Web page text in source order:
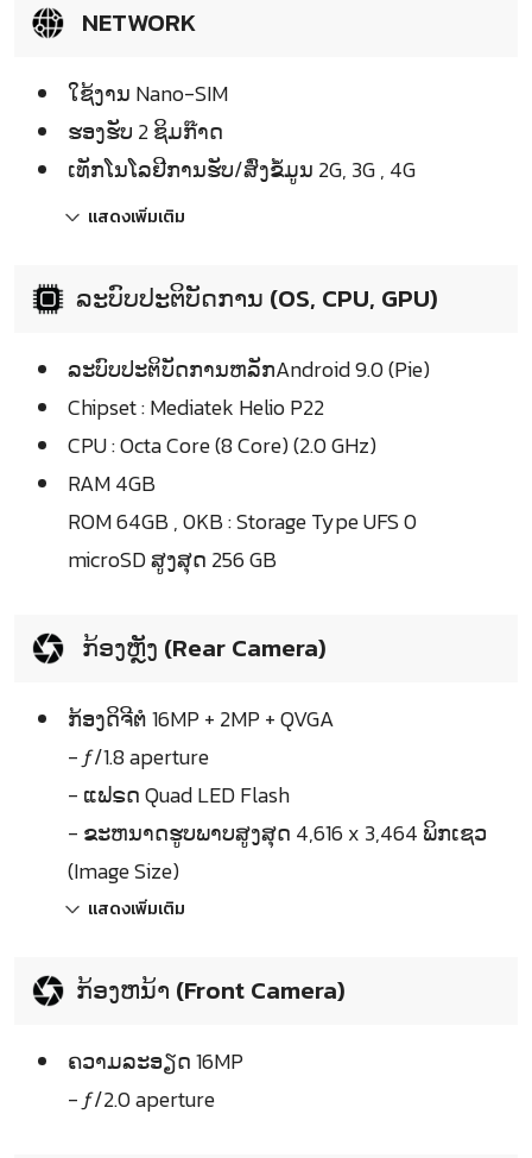
NETWORK
ໃຊ້ງານ Nano-SIM
ຮອງຮັບ 2 ຊິມກ໊າດ
ເທັກໂນໂລຢີການຮັບ/ສົ່ງຂໍ້ມູນ 2G, 3G , 4G
แสดงเพิ่มเติม
ລະບົບປະຕິບັດການ (OS, CPU, GPU)
ລະບົບປະຕິບັດການຫລັກAndroid 9.0 (Pie)
Chipset : Mediatek Helio P22
CPU : Octa Core (8 Core) (2.0 GHz)
RAM 4GB
ROM 64GB , 0KB : Storage Type UFS 0
microSD ສູງສຸດ 256 GB
ກ້ອງຫຼັງ (Rear Camera)
ກ້ອງດິຈີຕໍ 16MP + 2MP + QVGA
- ƒ/1.8 aperture
- ແຟຣດ Quad LED Flash
- ຂະຫນາດຮູບພາບສູງສຸດ 4,616 x 3,464 ພິກເຊວ
(Image Size)
แสดงเพิ่มเติม
ກ້ອງຫນ້າ (Front Camera)
ຄວາມລະອຽດ 16MP
- ƒ/2.0 aperture